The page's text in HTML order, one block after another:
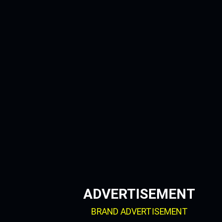
ADVERTISEMENT
BRAND ADVERTISEMENT